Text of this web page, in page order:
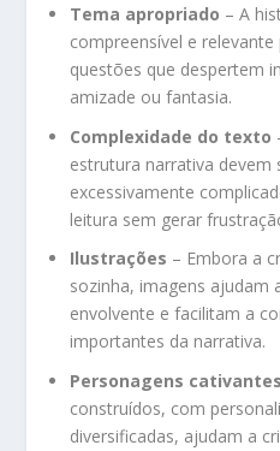
Tema apropriado – A
compreensível e
questões que despertem
amizade ou fantasia.
Complexidade do texto
estrutura narrativa devem
excessivamente
leitura sem gerar
Ilustrações – Embora a
sozinha, imagens ajudam
envolvente e facilitam a
importantes da narrativa.
Personagens cativantes
construídos, com
diversificadas, ajudam a